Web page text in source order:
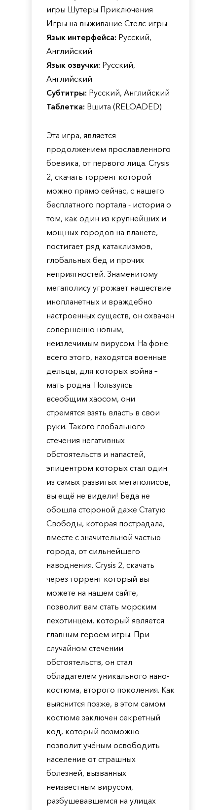
игры Шутеры Приключения
Игры на выживание Стелс игры
Язык интерфейса: Русский,
Английский
Язык озвучки: Русский,
Английский
Субтитры: Русский, Английский
Таблетка: Вшита (RELOADED)
Эта игра, является
продолжением прославленного
боевика, от первого лица. Crysis
2, скачать торрент которой
можно прямо сейчас, с нашего
бесплатного портала - история о
том, как один из крупнейших и
мощных городов на планете,
постигает ряд катаклизмов,
глобальных бед и прочих
неприятностей. Знаменитому
мегаполису угрожает нашествие
инопланетных и враждебно
настроенных существ, он охвачен
совершенно новым,
неизлечимым вирусом. На фоне
всего этого, находятся военные
дельцы, для которых война –
мать родна. Пользуясь
всеобщим хаосом, они
стремятся взять власть в свои
руки. Такого глобального
стечения негативных
обстоятельств и напастей,
эпицентром которых стал один
из самых развитых мегаполисов,
вы ещё не видели! Беда не
обошла стороной даже Статую
Свободы, которая пострадала,
вместе с значительной частью
города, от сильнейшего
наводнения. Crysis 2, скачать
через торрент который вы
можете на нашем сайте,
позволит вам стать морским
пехотинцем, который является
главным героем игры. При
случайном стечении
обстоятельств, он стал
обладателем уникального нано-
костюма, второго поколения. Как
выяснится позже, в этом самом
костюме заключен секретный
код, который возможно
позволит учёным освободить
население от страшных
болезней, вызванных
неизвестным вирусом,
разбушевавшемся на улицах